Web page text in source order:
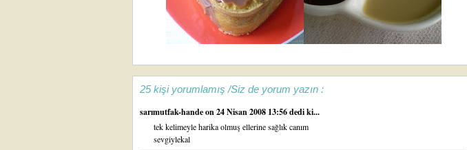
25 kişi yorumlamış /Siz de yorum yazın :
sarımutfak-handeon 24 Nisan 2008 13:56 dedi ki...
tek kelimeyle harika olmuş ellerine sağlık canım
sevgiylekal